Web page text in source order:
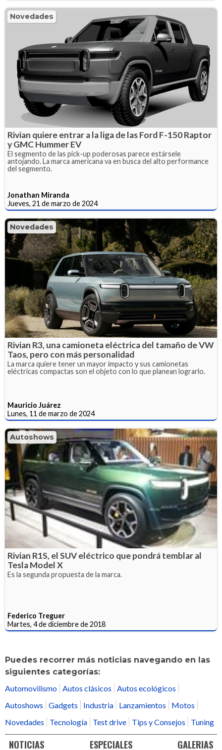
Novedades
Rivian quiere entrar a la liga de las Ford F-150 Raptor
y GMC Hummer EV
El segmento de las pick-up poderosas parece estársele
antojando. La marca americana va en busca del alto performance
del segmento.
Jonathan Miranda
Jueves, 21 de marzo de 2024
Novedades
Rivian R3, una camioneta eléctrica del tamaño de VW
Taos, pero con más personalidad
La marca quiere tener un mayor impacto y sus camionetas
eléctricas compactas son el objeto con lo que planean lograrlo.
Mauricio Juárez
Lunes, 11 de marzo de 2024
Autoshows
Rivian R1S, el SUV eléctrico que pondrá temblar al
Tesla Model X
Es la segunda propuesta de la marca.
Federico Treguer
Martes, 4 de diciembre de 2018
Puedes recorrer más noticias navegando en las
siguientes categorías:
Automovilismo Autos clásicos
Autos ecológicos
Autoshows
Gadgets Industria Lanzamientos
Motos
Novedades
Tecnología Test drive Tips y Consejos Tuning
NOTICIAS ESPECIALES GALERIAS